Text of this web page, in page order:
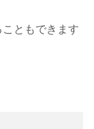
ともできます